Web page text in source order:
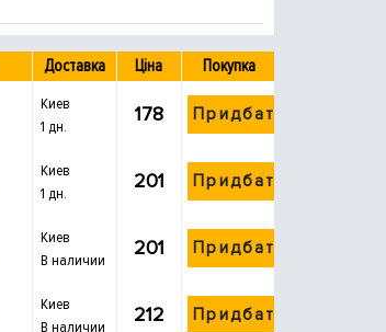
Доставка Ціна Покупка
Киев
1 дн.
178 Придбати
Киев
1 дн.
201 Придбати
Киев
В наличии
201 Придбати
Киев
В наличии
212 Придбати